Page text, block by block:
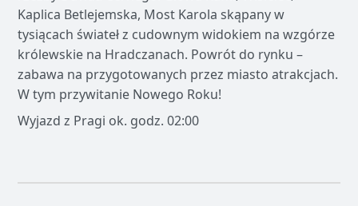
Kaplica Betlejemska, Most Karola skąpany w
tysiącach świateł z cudownym widokiem na wzgórze
królewskie na Hradczanach. Powrót do rynku –
zabawa na przygotowanych przez miasto atrakcjach.
W tym przywitanie Nowego Roku!
Wyjazd z Pragi ok. godz. 02:00